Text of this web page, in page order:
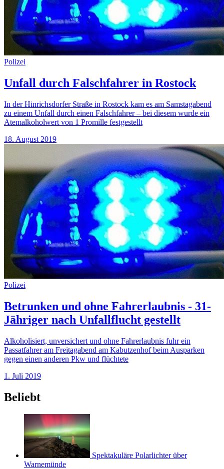
Polizei
Unfall durch Falschfahrer in Rostock
In der Hinrichsdorfer Straße in Rostock kam es am Samstagabend
zu einem Unfall durch einen Falschfahrer – bei diesem wurde ein
Atemalkoholwert von 1 Promille festgestellt
18. August 2019
Polizei
Betrunken und ohne Fahrerlaubnis - 31-
Jähriger nach Unfallflucht gestellt
Alkoholisiert, unversichert und ohne Fahrerlaubnis fuhr ein
Passatfahrer am Freitagabend am Kabutzenhof beim Ausparken
gegen einen anderen Pkw und flüchtete
1. Juli 2019
Beliebt
Spektakuläre Polarlichter über
Warnemünde